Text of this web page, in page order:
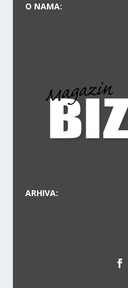
O NAMA:
ARHIVA: